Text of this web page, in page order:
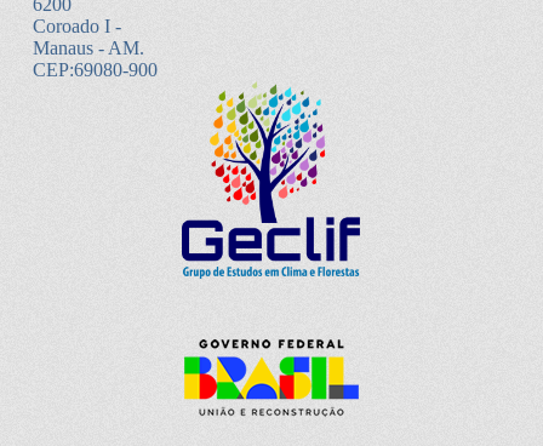
6200
Coroado I -
Manaus - AM.
CEP:69080-900